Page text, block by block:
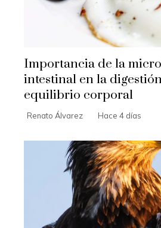
Importancia de la
intestinal en la
equilibrio corporal
Renato Álvarez Hace 4 días